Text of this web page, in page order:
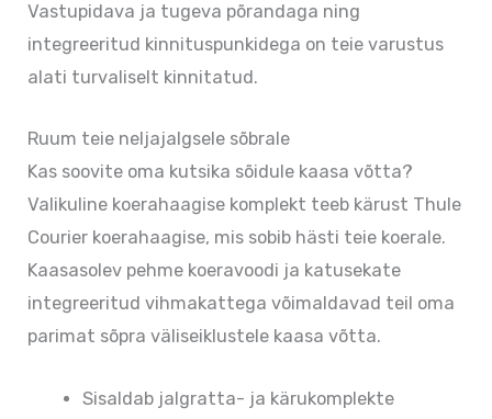
Vastupidava ja tugeva põrandaga ning
integreeritud kinnituspunkidega on teie varustus
alati turvaliselt kinnitatud.
Ruum teie neljajalgsele sõbrale
Kas soovite oma kutsika sõidule kaasa võtta?
Valikuline koerahaagise komplekt teeb kärust Thule
Courier koerahaagise, mis sobib hästi teie koerale.
Kaasasolev pehme koeravoodi ja katusekate
integreeritud vihmakattega võimaldavad teil oma
parimat sõpra väliseiklustele kaasa võtta.
Sisaldab jalgratta- ja kärukomplekte